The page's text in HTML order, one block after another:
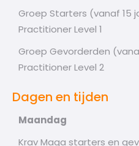
Groep Starters (vanaf
Practitioner Level 1
Groep Gevorderden
Practitioner Level 2
Dagen en tijden
Maandag
Krav Maga starters en